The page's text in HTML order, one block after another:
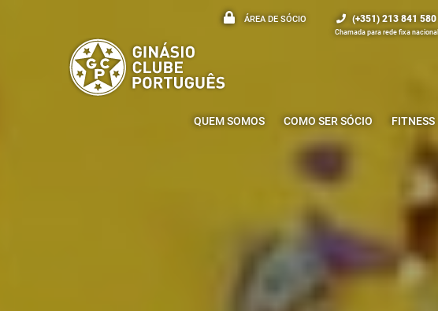
ÁREA DE SÓCIO (+351) 213 841 580
Chamada para rede fixa nacional
QUEM SOMOS COMO SER SÓCIO FITNESS